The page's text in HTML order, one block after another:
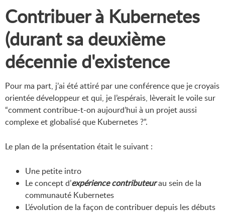
Contribuer à Kubernetes
(durant sa deuxième
décennie d'existence
Pour ma part, j’ai été attiré par une conférence que je croyais
orientée développeur et qui, je l’espérais, lèverait le voile sur
“comment contribue-t-on aujourd’hui à un projet aussi
complexe et globalisé que Kubernetes ?”.
Le plan de la présentation était le suivant :
Une petite intro
Le concept d’expérience contributeurau sein de la
communauté Kubernetes
L’évolution de la façon de contribuer depuis les débuts